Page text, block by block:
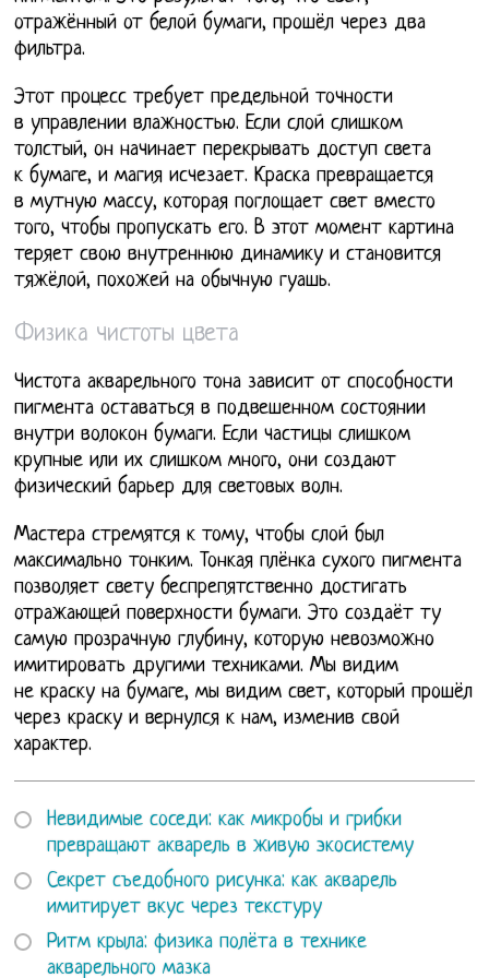
отражённый от белой бумаги, прошёл через два
фильтра.
Этот процесс требует предельной точности
в управлении влажностью. Если слой слишком
толстый, он начинает перекрывать доступ света
к бумаге, и магия исчезает. Краска превращается
в мутную массу, которая поглощает свет вместо
того, чтобы пропускать его. В этот момент картина
теряет свою внутреннюю динамику и становится
тяжёлой, похожей на обычную гуашь.
Физика чистоты цвета
Чистота акварельного тона зависит от способности
пигмента оставаться в подвешенном состоянии
внутри волокон бумаги. Если частицы слишком
крупные или их слишком много, они создают
физический барьер для световых волн.
Мастера стремятся к тому, чтобы слой был
максимально тонким. Тонкая плёнка сухого пигмента
позволяет свету беспрепятственно достигать
отражающей поверхности бумаги. Это создаёт ту
самую прозрачную глубину, которую невозможно
имитировать другими техниками. Мы видим
не краску на бумаге, мы видим свет, который прошёл
через краску и вернулся к нам, изменив свой
характер.
Невидимые соседи: как микробы и грибки
превращают акварель в живую экосистему
Секрет съедобного рисунка: как акварель
имитирует вкус через текстуру
Ритм крыла: физика полёта в технике
акварельного мазка